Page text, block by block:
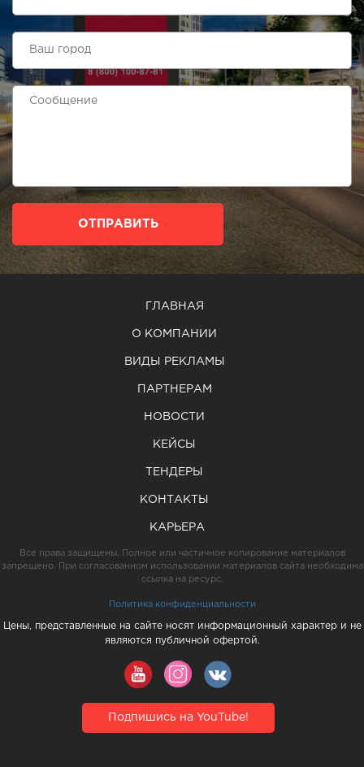
ОТПРАВИТЬ
ГЛАВНАЯ
О КОМПАНИИ
ВИДЫ РЕКЛАМЫ
ПАРТНЕРАМ
НОВОСТИ
КЕЙСЫ
ТЕНДЕРЫ
КОНТАКТЫ
КАРЬЕРА
Все права защищены. Полное или частичное копирование материалов
запрещено. При согласованном использовании материалов сайта необходима
ссылка на ресурс.
Политика конфиденциальности
Цены, представленные на сайте носят информационный характер и не
являются публичной офертой.
Подпишись на YouTube!